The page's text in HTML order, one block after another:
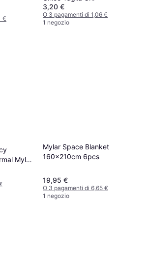
€
3,20 €
O 3 pagamenti di 1,06 €
1 negozio
Mylar
Mylar Space Blanket
160x210cm 6pcs
19,95 €
O 3 pagamenti di 6,65 €
1 negozio